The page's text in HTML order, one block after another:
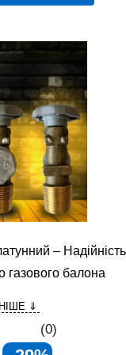
–
газового балона
⇓
(0)